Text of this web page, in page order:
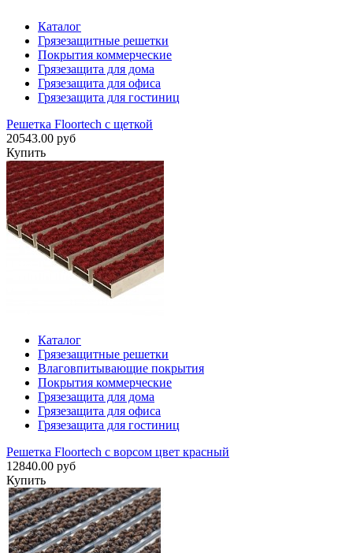
Каталог
Грязезащитные решетки
Покрытия коммерческие
Грязезащита для дома
Грязезащита для офиса
Грязезащита для гостиниц
Решетка Floortech с щеткой
20543.00 руб
Купить
Каталог
Грязезащитные решетки
Влаговпитывающие покрытия
Покрытия коммерческие
Грязезащита для дома
Грязезащита для офиса
Грязезащита для гостиниц
Решетка Floortech с ворсом цвет красный
12840.00 руб
Купить